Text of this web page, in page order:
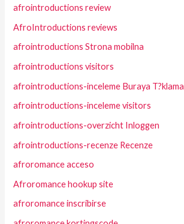
afrointroductions review
AfroIntroductions reviews
afrointroductions Strona mobilna
afrointroductions visitors
afrointroductions-inceleme Buraya T?klama
afrointroductions-inceleme visitors
afrointroductions-overzicht Inloggen
afrointroductions-recenze Recenze
afroromance acceso
Afroromance hookup site
afroromance inscribirse